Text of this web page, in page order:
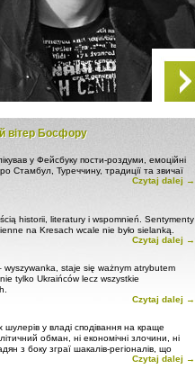
вітер Босфору
у Фейсбуку пости-роздуми, емоційні
Стамбул, Туреччину, традиції та звичаї
Czytaj dalej →
historii, literatury i wspomnień. Sentymenty
na Kresach wcale nie było sielanką.
Україні! Жыве Беларусь!
Czytaj dalej →
staje się ważnym atrybutem
tylko Ukraińców lecz wszystkie
obchodzony Dzień Wyszywanki. To święto
Czytaj dalej →
у владі сподівання на краще
обман, ні економічні злочини, ні
з боку зграї шакалів-регіоналів, що
Czytaj dalej →